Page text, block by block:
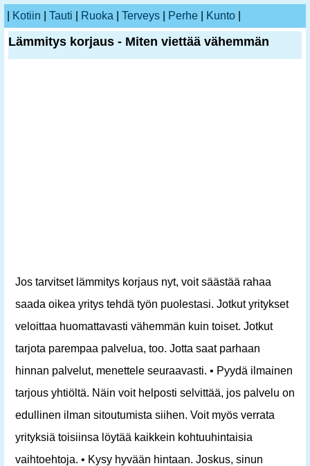
Kotiin Tauti Ruoka Terveys Perhe Kunto
Lämmitys korjaus - Miten viettää vähemmän
Jos tarvitset lämmitys korjaus nyt, voit säästää rahaa
saada oikea yritys tehdä työn puolestasi. Jotkut yritykset
veloittaa huomattavasti vähemmän kuin toiset. Jotkut
tarjota parempaa palvelua, too. Jotta saat parhaan
hinnan palvelut, menettele seuraavasti. • Pyydä ilmainen
tarjous yhtiöltä. Näin voit helposti selvittää, jos palvelu on
edullinen ilman sitoutumista siihen. Voit myös verrata
yrityksiä toisiinsa löytää kaikkein kohtuuhintaisia ​​
vaihtoehtoja. • Kysy hyvään hintaan. Joskus, sinun